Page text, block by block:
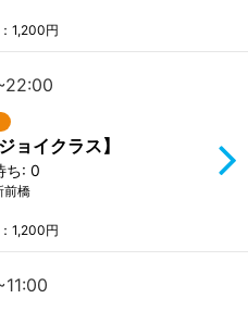
1,200円
ョイクラス】
ち: 0
前橋
1,200円